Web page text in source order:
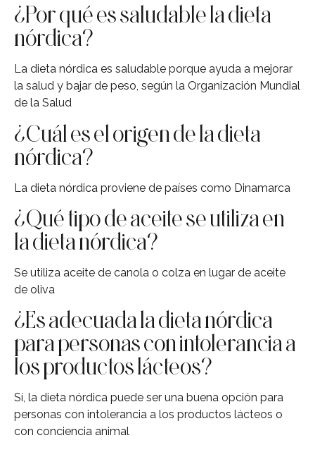
¿Por qué es saludable la dieta
nórdica?
La dieta nórdica es saludable porque ayuda a mejorar
la salud y bajar de peso, según la Organización Mundial
de la Salud
¿Cuál es el origen de la dieta
nórdica?
La dieta nórdica proviene de países como Dinamarca
¿Qué tipo de aceite se utiliza en
la dieta nórdica?
Se utiliza aceite de canola o colza en lugar de aceite
de oliva
¿Es adecuada la dieta nórdica
para personas con intolerancia a
los productos lácteos?
Sí, la dieta nórdica puede ser una buena opción para
personas con intolerancia a los productos lácteos o
con conciencia animal